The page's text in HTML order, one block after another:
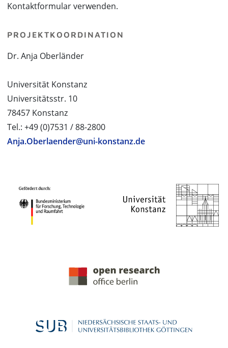
Kontaktformular verwenden.
PROJEKTKOORDINATION
Dr. Anja Oberländer
Universität Konstanz
Universitätsstr. 10
78457 Konstanz
Tel.: +49 (0)7531 / 88-2800
Anja.Oberlaender@uni-konstanz.de